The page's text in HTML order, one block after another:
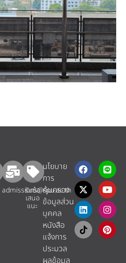
admissions@spu.ac.th
รับข้อ
เสนอ
แนะ​
นโยบาย
การ
คุ้มครอง
ข้อมูลส่วน
บุคคล
หนังสือ
แจ้งการ
ประมวล
ผลข้อมูล